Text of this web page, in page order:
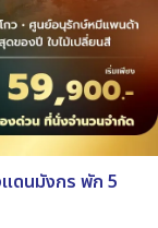
ดนมังกร พัก 5